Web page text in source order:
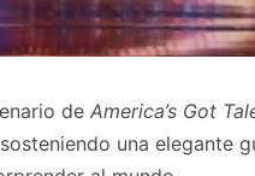
de America’s Got
una elegante